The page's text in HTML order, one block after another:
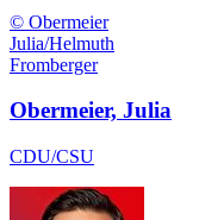
© Obermeier
Julia/Helmuth
Fromberger
Obermeier, Julia
CDU/CSU